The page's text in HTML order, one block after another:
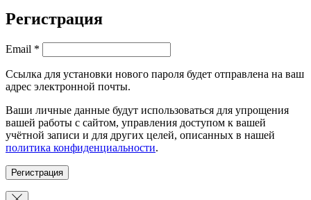
Регистрация
Email *
Ссылка для установки нового пароля будет отправлена ​​на ваш
адрес электронной почты.
Ваши личные данные будут использоваться для упрощения
вашей работы с сайтом, управления доступом к вашей
учётной записи и для других целей, описанных в нашей
политика конфиденциальности.
Регистрация